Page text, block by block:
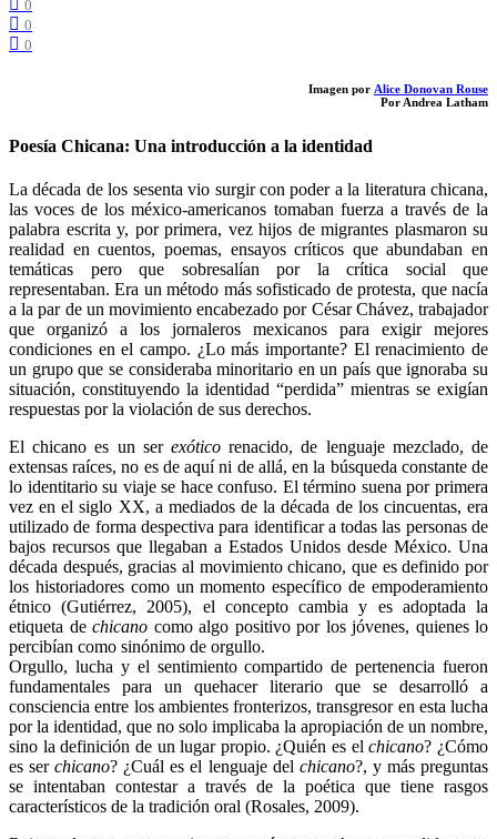
0
0
0
Imagen por Alice Donovan Rouse
Por Andrea Latham
Poesía Chicana: Una introducción a la identidad
La década de los sesenta vio surgir con poder a la literatura chicana,
las voces de los méxico-americanos tomaban fuerza a través de la
palabra escrita y, por primera, vez hijos de migrantes plasmaron su
realidad en cuentos, poemas, ensayos críticos que abundaban en
temáticas pero que sobresalían por la crítica social que
representaban. Era un método más sofisticado de protesta, que nacía
a la par de un movimiento encabezado por César Chávez, trabajador
que organizó a los jornaleros mexicanos para exigir mejores
condiciones en el campo. ¿Lo más importante? El renacimiento de
un grupo que se consideraba minoritario en un país que ignoraba su
situación, constituyendo la identidad “perdida” mientras se exigían
respuestas por la violación de sus derechos.
El chicano es un ser exóticorenacido, de lenguaje mezclado, de
extensas raíces, no es de aquí ni de allá, en la búsqueda constante de
lo identitario su viaje se hace confuso. El término suena por primera
vez en el siglo XX, a mediados de la década de los cincuentas, era
utilizado de forma despectiva para identificar a todas las personas de
bajos recursos que llegaban a Estados Unidos desde México. Una
década después, gracias al movimiento chicano, que es definido por
los historiadores como un momento específico de empoderamiento
étnico (Gutiérrez, 2005), el concepto cambia y es adoptada la
etiqueta de chicano como algo positivo por los jóvenes, quienes lo
percibían como sinónimo de orgullo.
Orgullo, lucha y el sentimiento compartido de pertenencia fueron
fundamentales para un quehacer literario que se desarrolló a
consciencia entre los ambientes fronterizos, transgresor en esta lucha
por la identidad, que no solo implicaba la apropiación de un nombre,
sino la definición de un lugar propio. ¿Quién es el chicano? ¿Cómo
es serchicano? ¿Cuál es el lenguaje del chicano?, y más preguntas
se intentaban contestar a través de la poética que tiene rasgos
característicos de la tradición oral (Rosales, 2009).